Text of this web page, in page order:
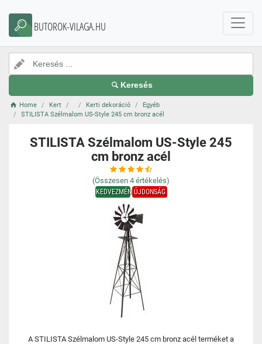
BUTOROK-VILAGA.HU
Keresés
Home Kert Kerti dekoráció
Egyéb
STILISTA Szélmalom US-Style 245 cm bronz acél
STILISTA Szélmalom US-Style 245
cm bronz acél
(Összesen 4 értékelés)
KEDVEZMÉNYÚJDONSÁG
A STILISTA Szélmalom US-Style 245 cm bronz acél terméket a